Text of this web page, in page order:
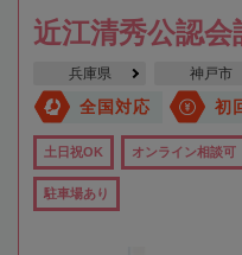
近江清秀公認
兵庫県 神戸市
全国対応 初
土日祝OK オンライン相談可
駐車場あり